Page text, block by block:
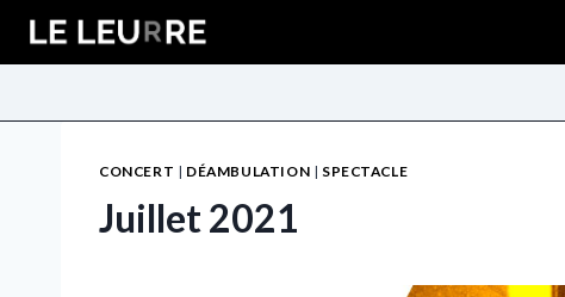
Aller
CONCERT | DÉAMBULATION | SPECTACLE
Juillet 2021